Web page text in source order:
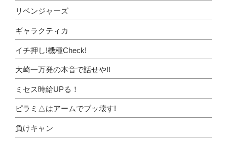
リベンジャーズ
ギャラクティカ
イチ押し!機種Check!
大崎一万発の本音で話せや!!
ミセス時給UPる！
ピラミ△はアームでブッ壊す!
負けキャン